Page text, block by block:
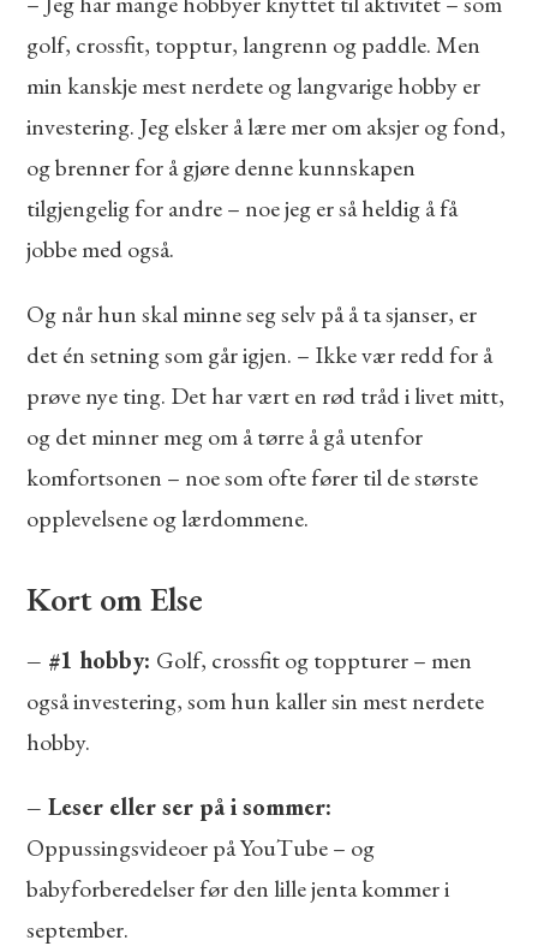
golf, crossfit, topptur, langrenn og paddle. Men
min kanskje mest nerdete og langvarige hobby er
investering. Jeg elsker å lære mer om aksjer og fond,
og brenner for å gjøre denne kunnskapen
tilgjengelig for andre – noe jeg er så heldig å få
jobbe med også.
Og når hun skal minne seg selv på å ta sjanser, er
det én setning som går igjen. – Ikke vær redd for å
prøve nye ting. Det har vært en rød tråd i livet mitt,
og det minner meg om å tørre å gå utenfor
komfortsonen – noe som ofte fører til de største
opplevelsene og lærdommene.
Kort om Else
– #1 hobby: Golf, crossfit og toppturer – men
også investering, som hun kaller sin mest nerdete
hobby.
– Leser eller ser på i sommer:
Oppussingsvideoer på YouTube – og
babyforberedelser før den lille jenta kommer i
september.